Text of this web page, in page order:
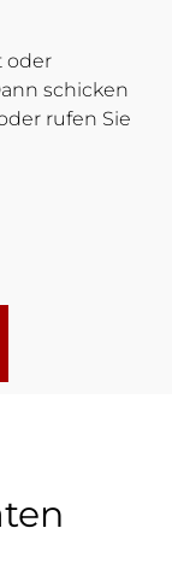
oder
schicken
rufen Sie